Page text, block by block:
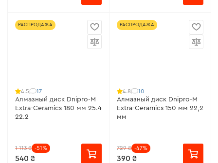
РАСПРОДАЖА
4.5 17
Алмазный диск Dnipro-M
Extra-Ceramics 180 мм 25.4
22.2
1 113 ₴ -51%
540 ₴
РАСПРОДАЖА
4.8 10
Алмазный диск Dnipro-M
Extra-Ceramics 150 мм 22,2
мм
729 ₴ -47%
390 ₴